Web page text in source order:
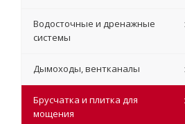
Водосточные и дренажные
системы
Дымоходы, вентканалы
Брусчатка и плитка для
мощения